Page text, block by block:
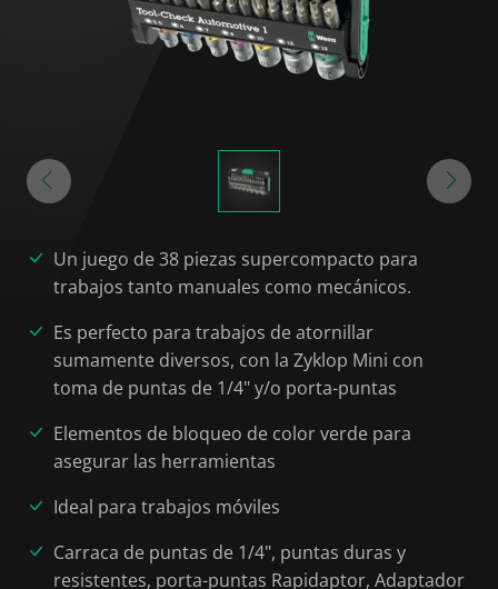
Un juego de 38 piezas supercompacto para
trabajos tanto manuales como mecánicos.
Es perfecto para trabajos de atornillar
sumamente diversos, con la Zyklop Mini con
toma de puntas de 1/4" y/o porta-puntas
Elementos de bloqueo de color verde para
asegurar las herramientas
Ideal para trabajos móviles
Carraca de puntas de 1/4", puntas duras y
resistentes, porta-puntas Rapidaptor, Adaptador